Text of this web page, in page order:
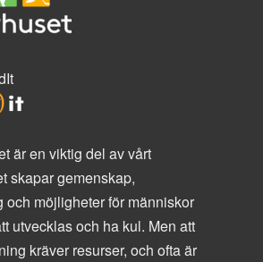
är en viktig del av vårt
skapar gemenskap,
och möjligheter för människor
utvecklas och ha kul. Men att
kräver resurser, och ofta är